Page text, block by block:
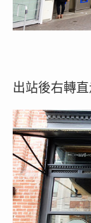
出站後右轉直